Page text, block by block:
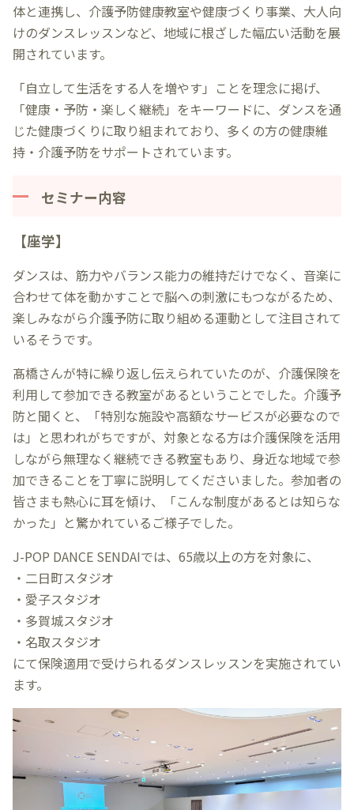
体と連携し、介護予防健康教室や健康づくり事業、大人向
けのダンスレッスンなど、地域に根ざした幅広い活動を展
開されています。
「自立して生活をする人を増やす」ことを理念に掲げ、
「健康・予防・楽しく継続」をキーワードに、ダンスを通
じた健康づくりに取り組まれており、多くの方の健康維
持・介護予防をサポートされています。
セミナー内容
【座学】
ダンスは、筋力やバランス能力の維持だけでなく、音楽に
合わせて体を動かすことで脳への刺激にもつながるため、
楽しみながら介護予防に取り組める運動として注目されて
いるそうです。
髙橋さんが特に繰り返し伝えられていたのが、介護保険を
利用して参加できる教室があるということでした。介護予
防と聞くと、「特別な施設や高額なサービスが必要なので
は」と思われがちですが、対象となる方は介護保険を活用
しながら無理なく継続できる教室もあり、身近な地域で参
加できることを丁寧に説明してくださいました。参加者の
皆さまも熱心に耳を傾け、「こんな制度があるとは知らな
かった」と驚かれているご様子でした。
J-POP DANCE SENDAIでは、65歳以上の方を対象に、
・二日町スタジオ
・愛子スタジオ
・多賀城スタジオ
・名取スタジオ
にて保険適用で受けられるダンスレッスンを実施されてい
ます。